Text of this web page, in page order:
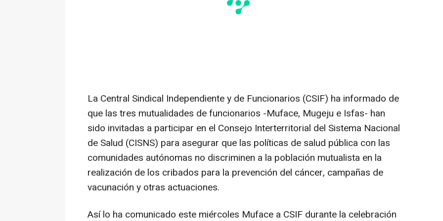
La Central Sindical Independiente y de Funcionarios (CSIF) ha informado de
que las tres mutualidades de funcionarios -Muface, Mugeju e Isfas- han
sido invitadas a participar en el Consejo Interterritorial del Sistema Nacional
de Salud (CISNS) para asegurar que las políticas de salud pública con las
comunidades autónomas no discriminen a la población mutualista en la
realización de los cribados para la prevención del cáncer, campañas de
vacunación y otras actuaciones.
Así lo ha comunicado este miércoles Muface a CSIF durante la celebración